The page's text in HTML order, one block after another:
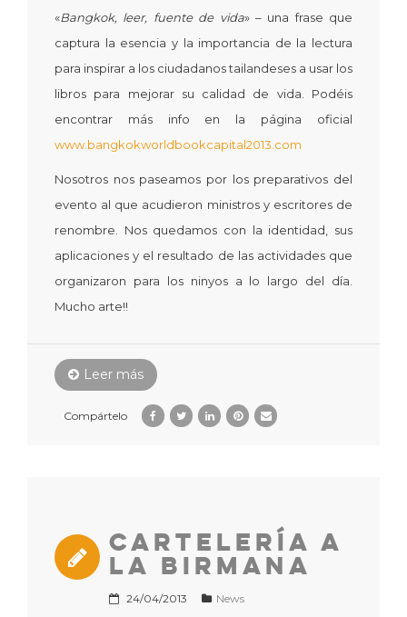
«Bangkok, leer, fuente de vida» – una frase que
captura la esencia y la importancia de la lectura
para inspirar a los ciudadanos tailandeses a usar los
libros para mejorar su calidad de vida. Podéis
encontrar más info en la página oficial
www.bangkokworldbookcapital2013.com
Nosotros nos paseamos por los preparativos del
evento al que acudieron ministros y escritores de
renombre. Nos quedamos con la identidad, sus
aplicaciones y el resultado de las actividades que
organizaron para los ninyos a lo largo del día.
Mucho arte!!
Leer más
Compártelo
Cartelería a
la Birmana
24/04/2013 News